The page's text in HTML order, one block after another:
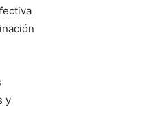
y